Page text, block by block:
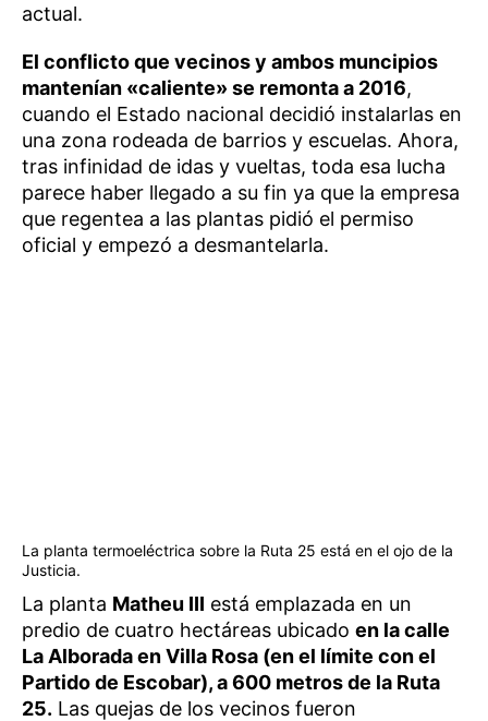
actual.
El conflicto que vecinos y ambos muncipios
mantenían «caliente» se remonta a 2016,
cuando el Estado nacional decidió instalarlas en
una zona rodeada de barrios y escuelas. Ahora,
tras infinidad de idas y vueltas, toda esa lucha
parece haber llegado a su fin ya que la empresa
que regentea a las plantas pidió el permiso
oficial y empezó a desmantelarla.
La planta termoeléctrica sobre la Ruta 25 está en el ojo de la
Justicia.
La planta Matheu III está emplazada en un
predio de cuatro hectáreas ubicado en la calle
La Alborada en Villa Rosa (en el límite con el
Partido de Escobar), a 600 metros de la Ruta
25. Las quejas de los vecinos fueron